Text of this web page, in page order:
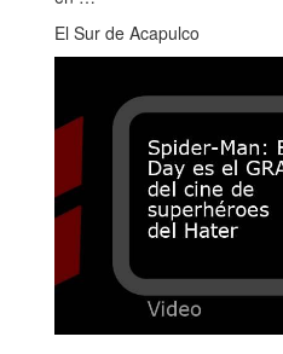
El Sur de Acapulco